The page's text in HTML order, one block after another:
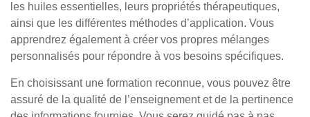
les huiles essentielles, leurs propriétés thérapeutiques,
ainsi que les différentes méthodes d’application. Vous
apprendrez également à créer vos propres mélanges
personnalisés pour répondre à vos besoins spécifiques.
En choisissant une formation reconnue, vous pouvez être
assuré de la qualité de l’enseignement et de la pertinence